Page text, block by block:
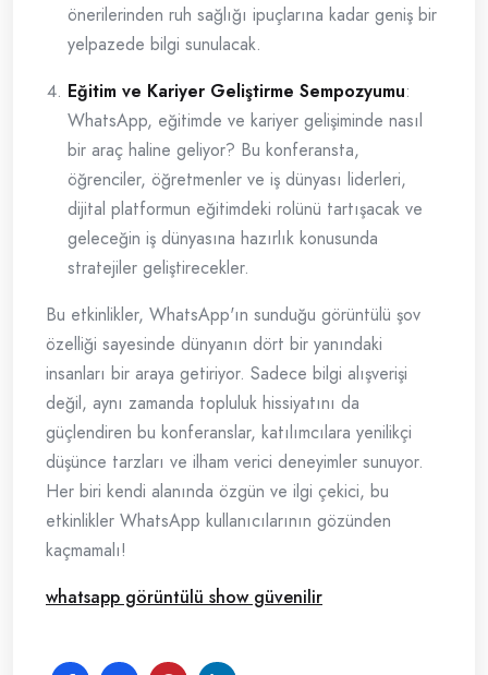
önerilerinden ruh sağlığı ipuçlarına kadar geniş bir
yelpazede bilgi sunulacak.
Eğitim ve Kariyer Geliştirme Sempozyumu:
WhatsApp, eğitimde ve kariyer gelişiminde nasıl
bir araç haline geliyor? Bu konferansta,
öğrenciler, öğretmenler ve iş dünyası liderleri,
dijital platformun eğitimdeki rolünü tartışacak ve
geleceğin iş dünyasına hazırlık konusunda
stratejiler geliştirecekler.
Bu etkinlikler, WhatsApp'ın sunduğu görüntülü şov
özelliği sayesinde dünyanın dört bir yanındaki
insanları bir araya getiriyor. Sadece bilgi alışverişi
değil, aynı zamanda topluluk hissiyatını da
güçlendiren bu konferanslar, katılımcılara yenilikçi
düşünce tarzları ve ilham verici deneyimler sunuyor.
Her biri kendi alanında özgün ve ilgi çekici, bu
etkinlikler WhatsApp kullanıcılarının gözünden
kaçmamalı!
whatsapp görüntülü show güvenilir